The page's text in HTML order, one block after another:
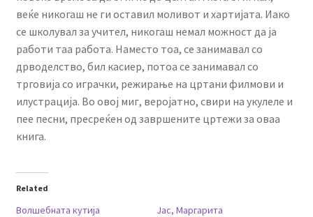
веќе никогаш не ги оставил моливот и хартијата. Иако
се школувал за учител, никогаш немал можност да ја
работи таа работа. Наместо тоа, се занимавал со
дрводелство, бил касиер, потоа се занимавал со
трговија со играчки, режирање на цртани филмови и
илустрација. Во овој миг, веројатно, свири на укулеле и
пее песни, пресреќен од завршените цртежи за оваа
книга.
Related
Волшебната кутија Јас, Маргарита